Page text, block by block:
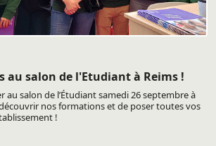
au salon de l'Etudiant à Reims !
au salon de l’Étudiant samedi 26 septembre à
nos formations et de poser toutes vos
!